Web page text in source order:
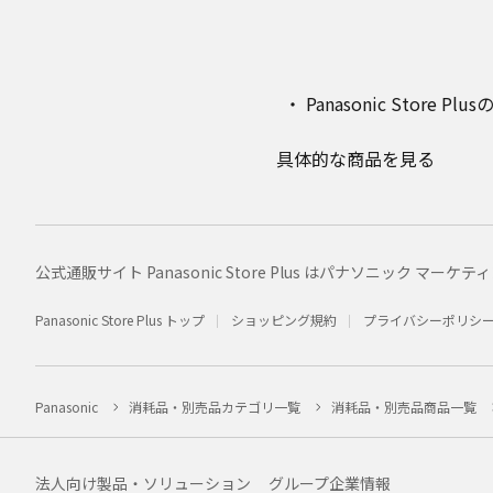
Panasonic Store Plus
具体的な商品を見る
公式通販サイト Panasonic Store Plus はパナソニック マーケテ
Panasonic Store Plus トップ ショッピング規約 プライバシーポリシー
Panasonic 消耗品・別売品カテゴリ一覧 消耗品・別売品商品一覧
法人向け製品・ソリューション グループ企業情報